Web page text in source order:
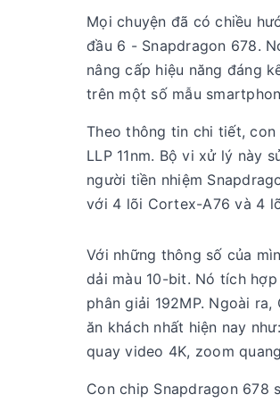
Mọi chuyện đã có chiều
đầu 6 - Snapdragon 678.
nâng cấp hiệu năng đáng
trên một số mẫu
Theo thông tin chi tiết,
LLP 11nm. Bộ vi xử lý này
người tiền nhiệm
với 4 lõi Cortex-A76 và 4
Với những thông số của
dải màu 10-bit. Nó tích
phân giải 192MP. Ngoài
ăn khách nhất hiện nay
quay video 4K, zoom
Con chip Snapdragon 678